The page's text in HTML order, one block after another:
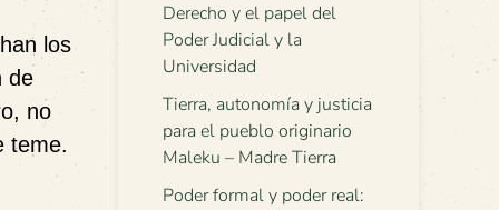
los
de
no
teme.
Derecho y el papel del
Poder Judicial y la
Universidad
Tierra, autonomía y justicia
para el pueblo originario
Maleku – Madre Tierra
Poder formal y poder real: